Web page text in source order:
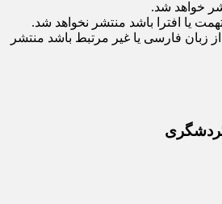
خواهد شد.
یا افترا باشد منتشر نخواهد شد.
از زبان فارسی یا غیر مرتبط باشد منتشر